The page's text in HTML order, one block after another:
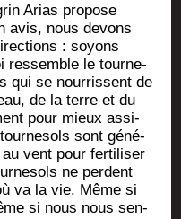
Arias pro­pose
avis, nous devons
: soyons
res­semble le tour­ne­
qui se nour­rissent de
de la terre et du
pour mieux assi­
sont géné­
vent pour fer­ti­li­ser
ne perdent
va la vie. Même si
si nous nous sen­